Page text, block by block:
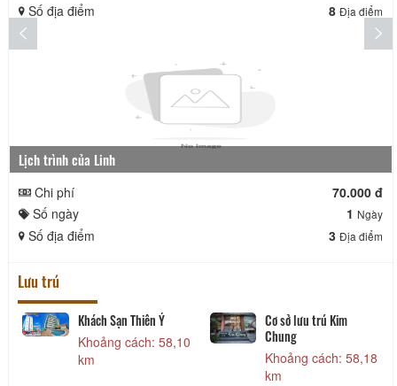
Số địa điểm 8 Địa điểm
Lịch trình của Linh
Chi phí
70.000 đ
Số ngày
1 Ngày
Số địa điểm 3 Địa điểm
Lưu trú
Khách Sạn Thiên Ý
Khoảng cách: 58,10
km
Cơ sở lưu trú Kim
Chung
Khoảng cách: 58,18
km